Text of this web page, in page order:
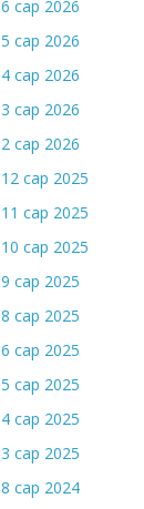
6 сар 2026
5 сар 2026
4 сар 2026
3 сар 2026
2 сар 2026
12 сар 2025
11 сар 2025
10 сар 2025
9 сар 2025
8 сар 2025
6 сар 2025
5 сар 2025
4 сар 2025
3 сар 2025
8 сар 2024